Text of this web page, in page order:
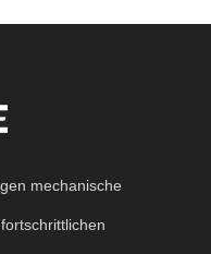
mechanische